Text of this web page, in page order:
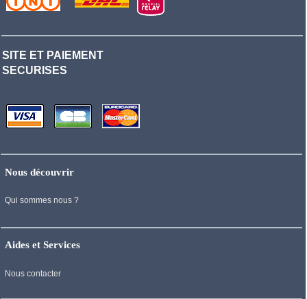
SITE ET PAIEMENT
SECURISES
Nous découvrir
Qui sommes nous ?
Aides et Services
Nous contacter